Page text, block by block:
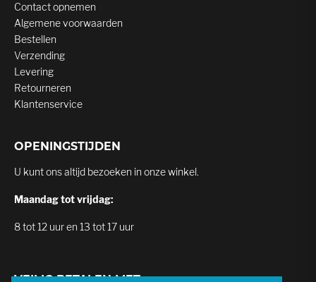
Contact opnemen
Algemene voorwaarden
Bestellen
Verzending
Levering
Retourneren
Klantenservice
OPENINGSTIJDEN
U kunt ons altijd bezoeken in onze winkel.
Maandag tot vrijdag:
8 tot 12 uur en 13 tot 17 uur